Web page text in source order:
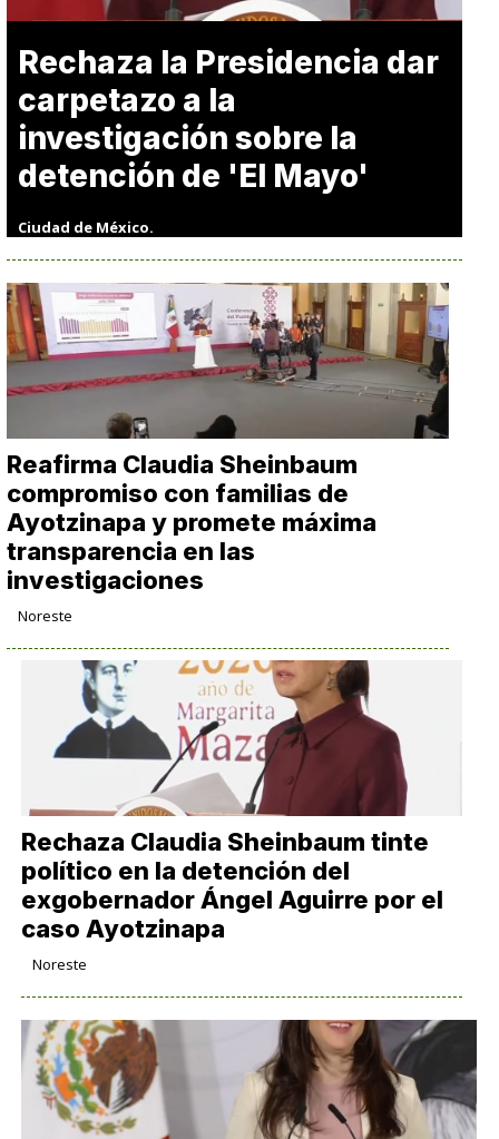
Rechaza la Presidencia dar
carpetazo a la
investigación sobre la
detención de 'El Mayo'
Ciudad de México.
Reafirma Claudia Sheinbaum
compromiso con familias de
Ayotzinapa y promete máxima
transparencia en las
investigaciones
Noreste
Rechaza Claudia Sheinbaum tinte
político en la detención del
exgobernador Ángel Aguirre por el
caso Ayotzinapa
Noreste